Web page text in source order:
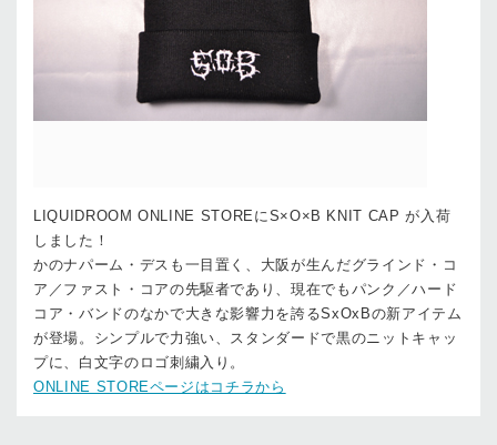
LIQUIDROOM ONLINE STOREにS×O×B KNIT CAP が入荷
しました！
かのナパーム・デスも一目置く、大阪が生んだグラインド・コ
ア／ファスト・コアの先駆者であり、現在でもパンク／ハード
コア・バンドのなかで大きな影響力を誇るSxOxBの新アイテム
が登場。シンプルで力強い、スタンダードで黒のニットキャッ
プに、白文字のロゴ刺繍入り。
ONLINE STOREページはコチラから